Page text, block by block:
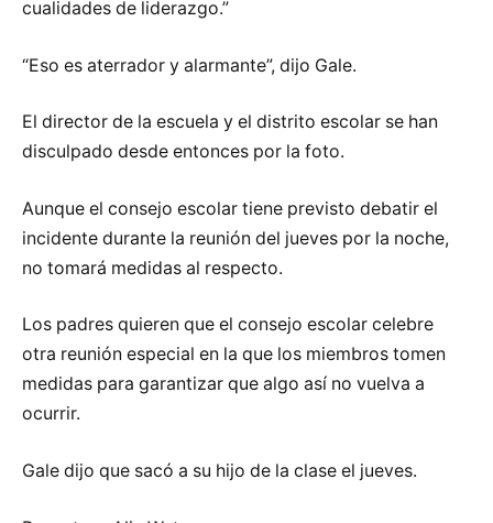
cualidades de liderazgo.”
“Eso es aterrador y alarmante”, dijo Gale.
El director de la escuela y el distrito escolar se han
disculpado desde entonces por la foto.
Aunque el consejo escolar tiene previsto debatir el
incidente durante la reunión del jueves por la noche,
no tomará medidas al respecto.
Los padres quieren que el consejo escolar celebre
otra reunión especial en la que los miembros tomen
medidas para garantizar que algo así no vuelva a
ocurrir.
Gale dijo que sacó a su hijo de la clase el jueves.